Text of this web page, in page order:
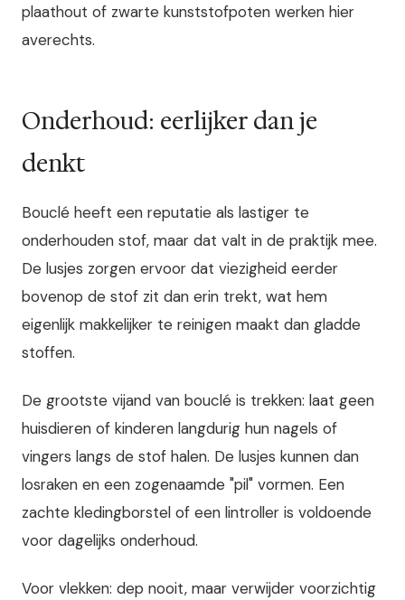
plaathout of zwarte kunststofpoten werken hier
averechts.
Onderhoud: eerlijker dan je
denkt
Bouclé heeft een reputatie als lastiger te
onderhouden stof, maar dat valt in de praktijk mee.
De lusjes zorgen ervoor dat viezigheid eerder
bovenop de stof zit dan erin trekt, wat hem
eigenlijk makkelijker te reinigen maakt dan gladde
stoffen.
De grootste vijand van bouclé is trekken: laat geen
huisdieren of kinderen langdurig hun nagels of
vingers langs de stof halen. De lusjes kunnen dan
losraken en een zogenaamde "pil" vormen. Een
zachte kledingborstel of een lintroller is voldoende
voor dagelijks onderhoud.
Voor vlekken: dep nooit, maar verwijder voorzichtig